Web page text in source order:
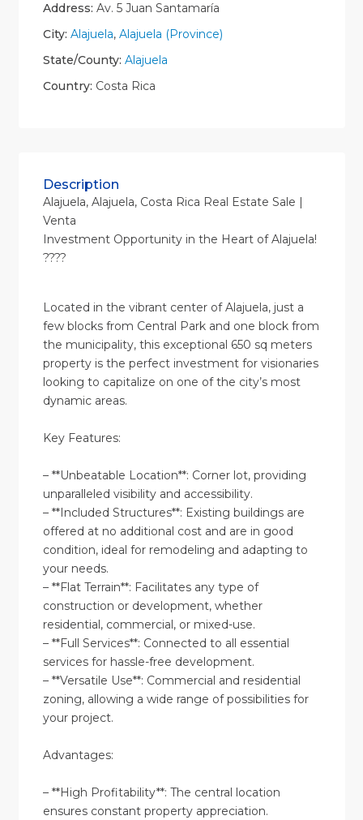
Address: Av. 5 Juan Santamaría
City: Alajuela, Alajuela (Province)
State/County: Alajuela
Country: Costa Rica
Description
Alajuela, Alajuela, Costa Rica Real Estate Sale |
Venta
Investment Opportunity in the Heart of Alajuela!
????
Located in the vibrant center of Alajuela, just a
few blocks from Central Park and one block from
the municipality, this exceptional 650 sq meters
property is the perfect investment for visionaries
looking to capitalize on one of the city’s most
dynamic areas.
Key Features:
– **Unbeatable Location**: Corner lot, providing
unparalleled visibility and accessibility.
– **Included Structures**: Existing buildings are
offered at no additional cost and are in good
condition, ideal for remodeling and adapting to
your needs.
– **Flat Terrain**: Facilitates any type of
construction or development, whether
residential, commercial, or mixed-use.
– **Full Services**: Connected to all essential
services for hassle-free development.
– **Versatile Use**: Commercial and residential
zoning, allowing a wide range of possibilities for
your project.
Advantages:
– **High Profitability**: The central location
ensures constant property appreciation.